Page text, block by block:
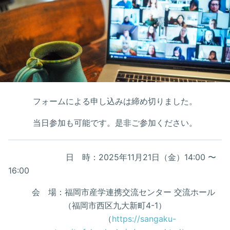
フォームによる申し込みは締め切りました。
当日参加も可能です。是非ご参加ください。
日 時：2025年11月21日（金）14:00 〜
16:00
会 場：福岡市産学連携交流センター 交流ホール
（福岡市西区九大新町4-1）
（https://sangaku-